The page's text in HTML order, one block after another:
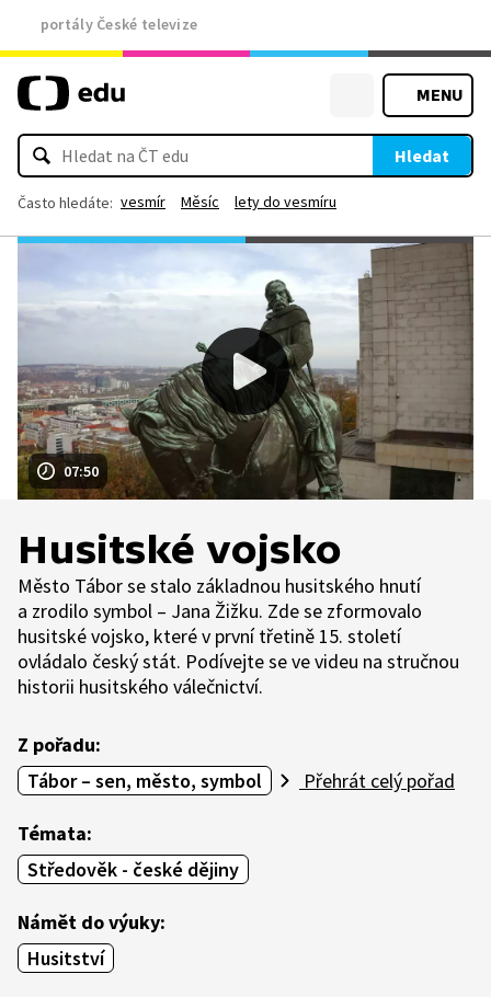
portály České televize
MENU
Hledat
Často hledáte: vesmír Měsíc lety do vesmíru
07:50
Husitské vojsko
Město Tábor se stalo základnou husitského hnutí
a zrodilo symbol – Jana Žižku. Zde se zformovalo
husitské vojsko, které v první třetině 15. století
ovládalo český stát. Podívejte se ve videu na stručnou
historii husitského válečnictví.
Z pořadu:
Tábor – sen, město, symbol
Přehrát celý pořad
Témata:
Středověk - české dějiny
Námět do výuky:
Husitství